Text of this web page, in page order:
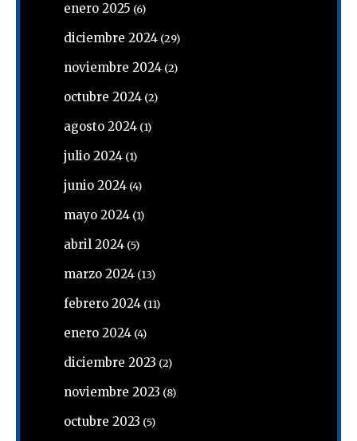
enero 2025 (6)
diciembre 2024 (29)
noviembre 2024 (2)
octubre 2024 (2)
agosto 2024 (1)
julio 2024 (1)
junio 2024 (4)
mayo 2024 (1)
abril 2024 (5)
marzo 2024 (13)
febrero 2024 (11)
enero 2024 (4)
diciembre 2023 (2)
noviembre 2023 (8)
octubre 2023 (5)